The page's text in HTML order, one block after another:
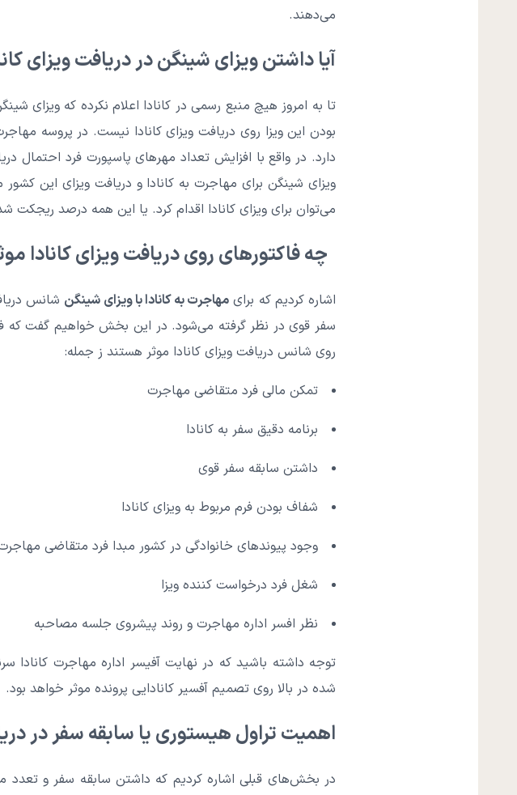
می‌دهند.
آیا داشتن ویزای شینگن در دریافت ویزای
تا به امروز هیچ منبع رسمی در کانادا اعلام نکرده که ویزای
بودن این ویزا روی دریافت ویزای کانادا نیست. در پروسه
دارد. در واقع با افزایش تعداد مهرهای پاسپورت فرد احتمال
ویزای شینگن برای مهاجرت به کانادا و دریافت ویزای این
می‌توان برای ویزای کانادا اقدام کرد. یا این همه درصد
چه فاکتورهای روی دریافت ویزای کانادا
اشاره کردیم که برای مهاجرت به کانادا با ویزای شینگن شانس
سفر قوی در نظر گرفته می‌شود. در این بخش خواهیم گفت که
روی شانس دریافت ویزای کانادا موثر هستند ز جمله:
تمکن مالی فرد متقاضی مهاجرت
برنامه دقیق سفر به کانادا
داشتن سابقه سفر قوی
شفاف بودن فرم مربوط به ویزای کانادا
وجود پیوندهای خانوادگی در کشور مبدا فرد متقاضی
شغل فرد درخواست کننده ویزا
نظر افسر اداره مهاجرت و روند پیشروی جلسه مصاحبه
توجه داشته باشید که در نهایت آفیسر اداره مهاجرت کانادا
شده در بالا روی تصمیم آفسیر کانادایی پرونده موثر خواهد بود.
اهمیت تراول هیستوری یا سابقه سفر در
در بخش‌های قبلی اشاره کردیم که داشتن سابقه سفر و